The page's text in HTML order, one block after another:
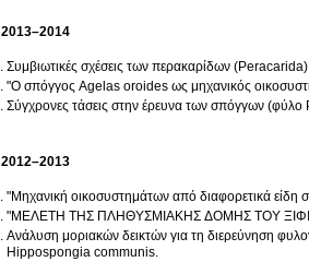
2013–2014
Συμβιωτικές σχέσεις των περακαρίδων
"Ο σπόγγος Agelas oroides ως μηχανικός
Σύγχρονες τάσεις στην έρευνα των σπόγγων (φύλο
2012–2013
"Μηχανική οικοσυστημάτων από διαφορετικά
"ΜΕΛΕΤΗ ΤΗΣ ΠΛΗΘΥΣΜΙΑΚΗΣ ΔΟΜΗΣ ΤΟΥ
Ανάλυση μοριακών δεικτών για τη διερεύνηση
Hippospongia communis.